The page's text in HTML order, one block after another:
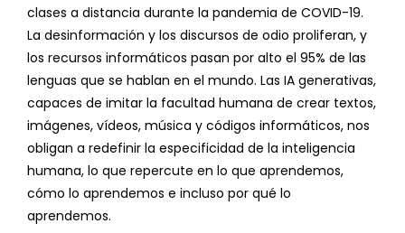
clases a distancia durante la pandemia de COVID-19.
La desinformación y los discursos de odio proliferan, y
los recursos informáticos pasan por alto el 95% de las
lenguas que se hablan en el mundo. Las IA generativas,
capaces de imitar la facultad humana de crear textos,
imágenes, vídeos, música y códigos informáticos, nos
obligan a redefinir la especificidad de la inteligencia
humana, lo que repercute en lo que aprendemos,
cómo lo aprendemos e incluso por qué lo
aprendemos.